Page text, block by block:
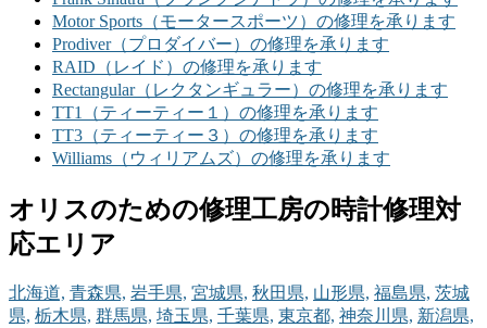
Motor Sports（モータースポーツ）の修理を承ります
Prodiver（プロダイバー）の修理を承ります
RAID（レイド）の修理を承ります
Rectangular（レクタンギュラー）の修理を承ります
TT1（ティーティー１）の修理を承ります
TT3（ティーティー３）の修理を承ります
Williams（ウィリアムズ）の修理を承ります
オリスのための修理工房の時計修理対
応エリア
北海道, 青森県, 岩手県, 宮城県, 秋田県, 山形県, 福島県, 茨城
県, 栃木県, 群馬県, 埼玉県, 千葉県, 東京都, 神奈川県, 新潟県,